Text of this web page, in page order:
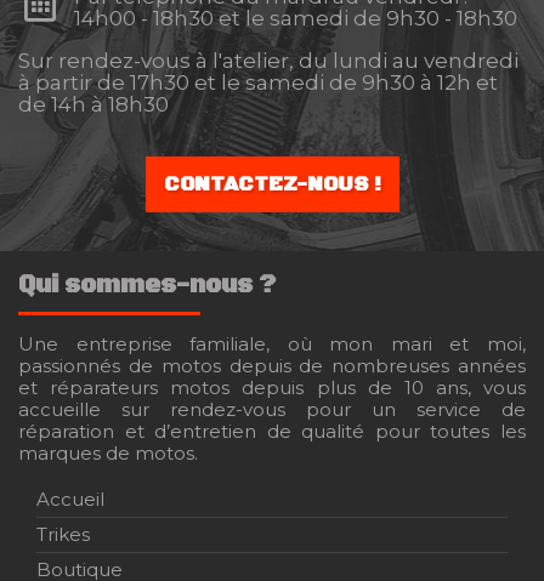
14h00 - 18h30 et le samedi de 9h30 - 18h30
Sur rendez-vous à l'atelier, du lundi au vendredi
à partir de 17h30 et le samedi de 9h30 à 12h et
de 14h à 18h30
CONTACTEZ-NOUS !
Qui sommes-nous ?
Une entreprise familiale, où mon mari et moi,
passionnés de motos depuis de nombreuses années
et réparateurs motos depuis plus de 10 ans, vous
accueille sur rendez-vous pour un service de
réparation et d’entretien de qualité pour toutes les
marques de motos.
Accueil
Trikes
Boutique